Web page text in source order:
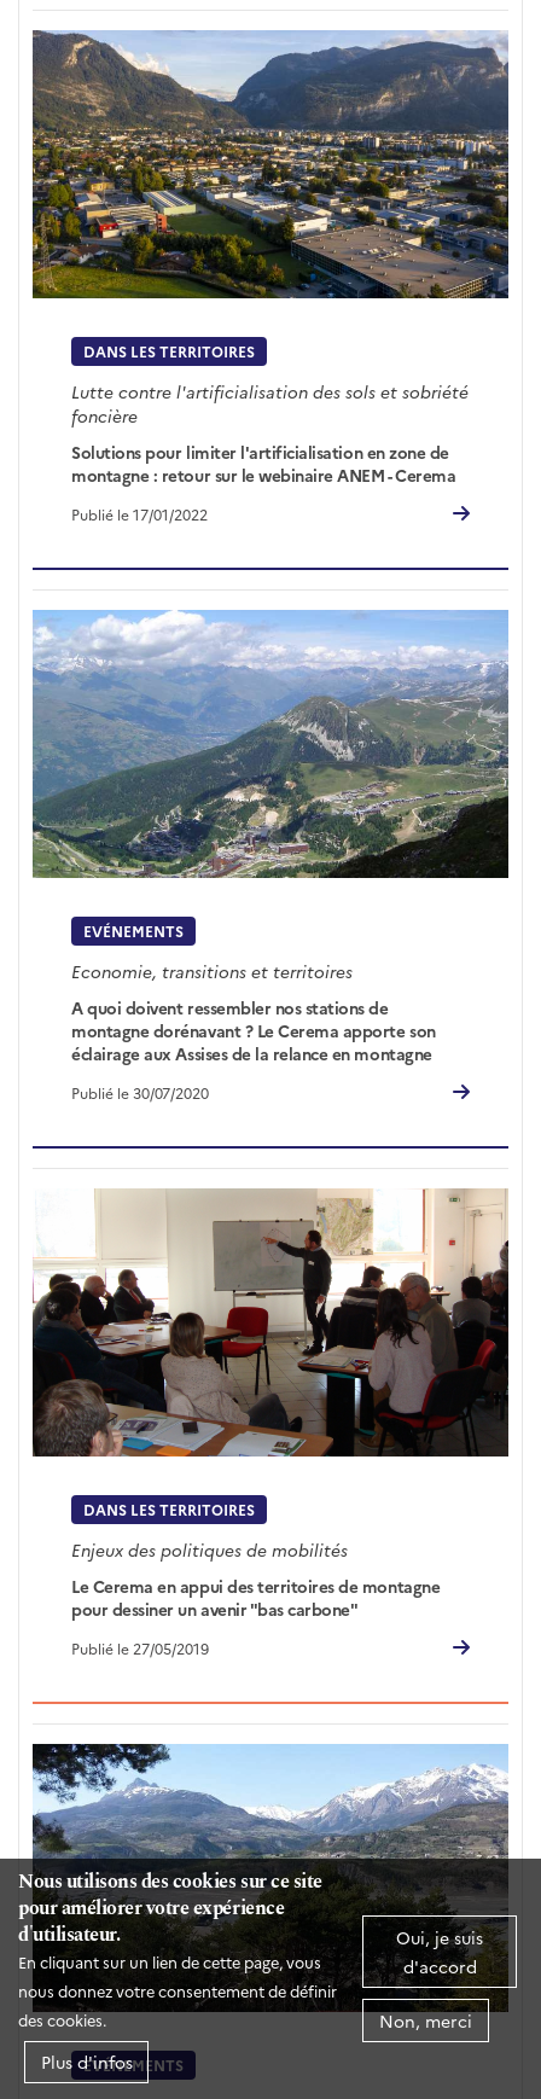
Nous utilisons des cookies sur ce site
pour améliorer votre expérience
d'utilisateur.
En cliquant sur un lien de cette page, vous
nous donnez votre consentement de définir
des cookies.
Plus d'infos
Oui, je suis
d'accord
Non, merci
DANS LES TERRITOIRES
Lutte contre l'artificialisation des sols et sobriété
foncière
Solutions pour limiter l'artificialisation en zone de
montagne : retour sur le webinaire ANEM - Cerema
Publié le 17/01/2022
EVÉNEMENTS
Economie, transitions et territoires
A quoi doivent ressembler nos stations de
montagne dorénavant ? Le Cerema apporte son
éclairage aux Assises de la relance en montagne
Publié le 30/07/2020
DANS LES TERRITOIRES
Enjeux des politiques de mobilités
Le Cerema en appui des territoires de montagne
pour dessiner un avenir "bas carbone"
Publié le 27/05/2019
EVÉNEMENTS